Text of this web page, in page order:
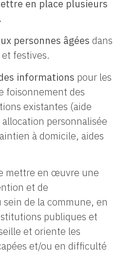
en place plusieurs
personnes âgées dans
festives.
informations pour les
foisonnement des
existantes (aide
personnalisée
à domicile, aides
mettre en œuvre une
et de
de la commune, en
publiques et
et oriente les
et/ou en difficulté